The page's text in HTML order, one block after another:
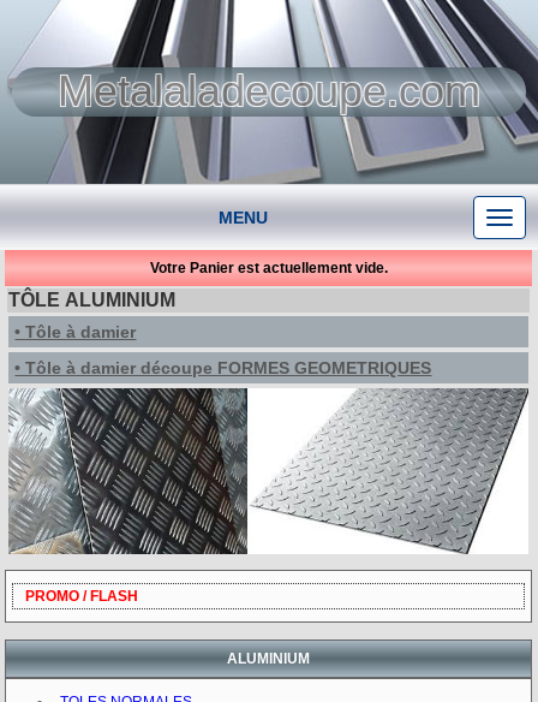
Metalaladecoupe.com
MENU
PROMO / FLASH
ALUMINIUM
Votre Panier est actuellement vide.
TÔLE ALUMINIUM
• Tôle à damier
• Tôle à damier découpe FORMES GEOMETRIQUES